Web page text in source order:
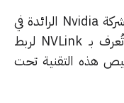
تمثل هذه الخطوة توجيهاً مباشراً إلى شركة Nvidia الرائدة في
السوق، والتي تستخدم تقنية ملكية تُعرف بـ NVLink لربط
التقنية تحت